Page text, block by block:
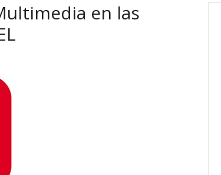
en las